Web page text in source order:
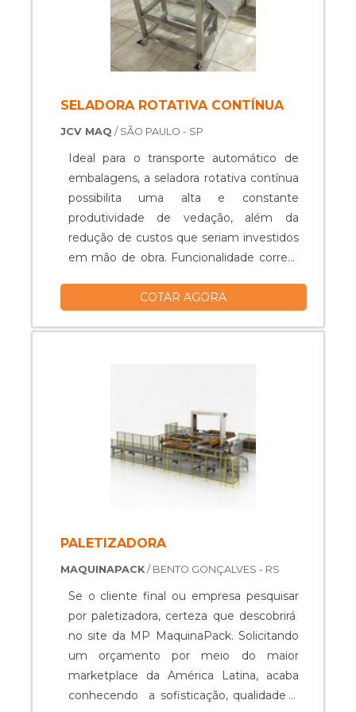
SELADORA ROTATIVA CONTÍNUA
JCV MAQ / SÃO PAULO - SP
Ideal para o transporte automático de
embalagens, a seladora rotativa contínua
possibilita uma alta e constante
produtividade de vedação, além da
redução de custos que seriam investidos
em mão de obra. Funcionalidade correta
específicas, a seladora rotativa pode ser
no mercado, cada qual com suas
COTAR AGORA
PALETIZADORA
MAQUINAPACK/ BENTO GONÇALVES - RS
Se o cliente final ou empresa pesquisar
por paletizadora, certeza que descobrirá
no site da MP MaquinaPack. Solicitando
um orçamento por meio do maior
marketplace da América Latina, acaba
conhecendo a sofisticação, qualidade e